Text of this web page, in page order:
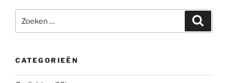
naar:
CATEGORIEËN